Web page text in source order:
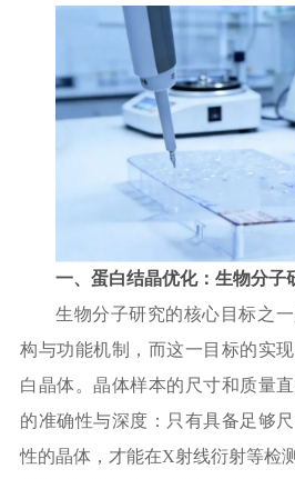
一、蛋白结晶优化：生物分子
生物分子研究的核心目标之
构与功能机制，而这一目标的实
白晶体。晶体样本的尺寸和质量
的准确性与深度：只有具备足够
性的晶体，才能在X射线衍射等检